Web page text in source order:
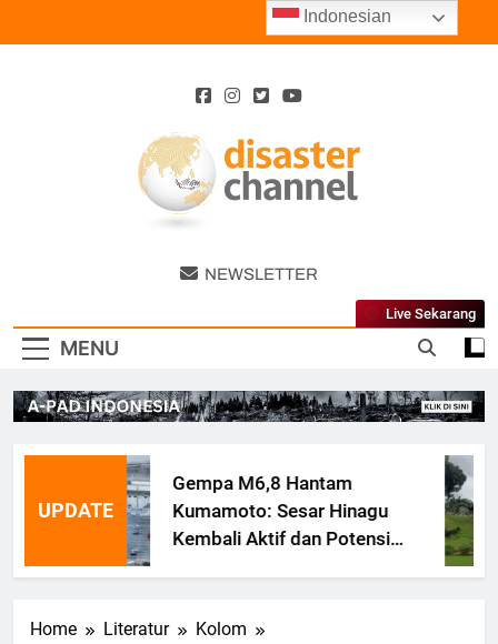
Disaster
Channel
NEWSLETTER
MENU
Live Sekarang
UPDATE
Gempa M6,8 Hantam
Kumamoto: Sesar Hinagu
Kembali Aktif dan Potensi
Home Literatur
Kolom
Indonesian